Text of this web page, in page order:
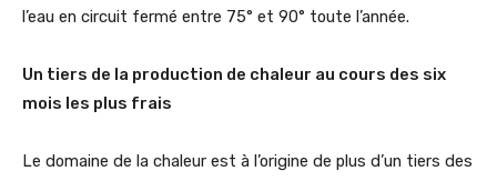
l’eau en circuit fermé entre 75° et 90° toute l’année.
Un tiers de la production de chaleur au cours des six
mois les plus frais
Le domaine de la chaleur est à l’origine de plus d’un tiers des